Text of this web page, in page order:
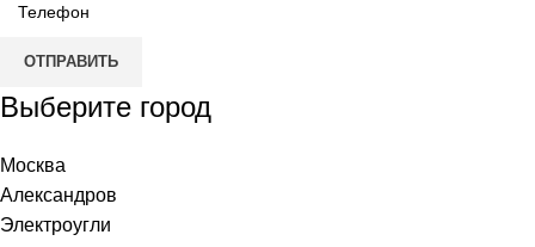
ОТПРАВИТЬ
Выберите город
Москва
Александров
Электроугли